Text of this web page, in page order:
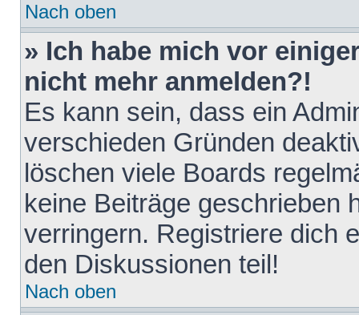
Nach oben
» Ich habe mich vor
nicht mehr anmelden?!
Es kann sein, dass ein
verschieden Gründen
löschen viele Boards
keine Beiträge geschrieben
verringern. Registriere dich
den Diskussionen teil!
Nach oben